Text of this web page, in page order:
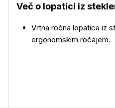
Več o izdelku
Več o lopatici iz
Vrtna ročna lopatica iz
ergonomskim ročajem.